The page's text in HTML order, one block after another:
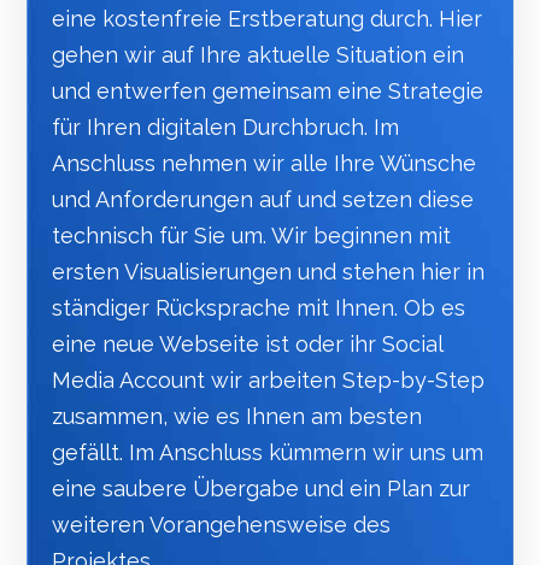
eine kostenfreie Erstberatung durch. Hier
gehen wir auf Ihre aktuelle Situation ein
und entwerfen gemeinsam eine Strategie
für Ihren digitalen Durchbruch. Im
Anschluss nehmen wir alle Ihre Wünsche
und Anforderungen auf und setzen diese
technisch für Sie um. Wir beginnen mit
ersten Visualisierungen und stehen hier in
ständiger Rücksprache mit Ihnen. Ob es
eine neue Webseite ist oder ihr Social
Media Account wir arbeiten Step-by-Step
zusammen, wie es Ihnen am besten
gefällt. Im Anschluss kümmern wir uns um
eine saubere Übergabe und ein Plan zur
weiteren Vorangehensweise des